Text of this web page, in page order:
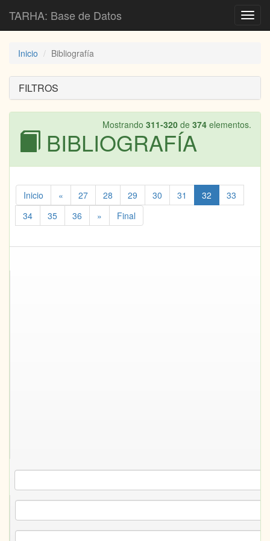
TARHA: Base de Datos
Inicio Bibliografía
FILTROS
Mostrando 311-320 de 374 elementos.
BIBLIOGRAFÍA
Inicio « 27 28 29 30 31 32
33
34
35 36 » Final